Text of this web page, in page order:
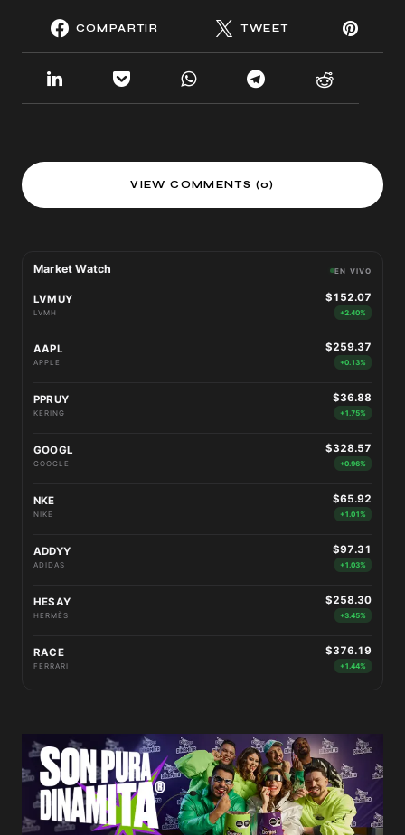
COMPARTIR TWEET
VIEW COMMENTS (0)
Market Watch EN VIVO
LVMUY
LVMH
$152.07
+2.40%
AAPL
APPLE
$259.37
+0.13%
PPRUY
KERING
$36.88
+1.75%
GOOGL
GOOGLE
$328.57
+0.96%
NKE
NIKE
$65.92
+1.01%
ADDYY
ADIDAS
$97.31
+1.03%
HESAY
HERMÈS
$258.30
+3.45%
RACE
FERRARI
$376.19
+1.44%